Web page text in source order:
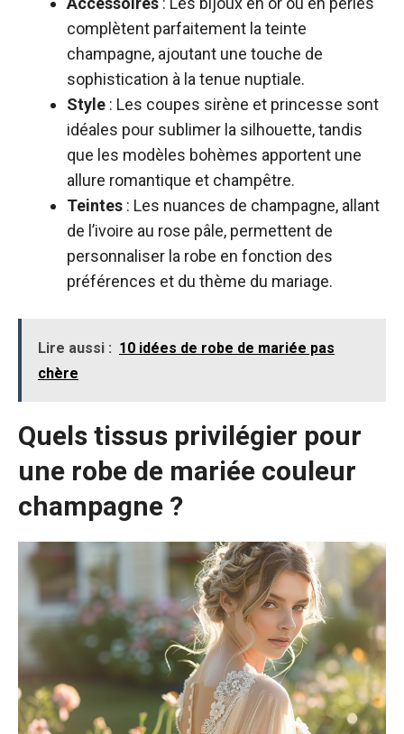
complètent parfaitement la teinte
champagne, ajoutant une touche de
sophistication à la tenue nuptiale.
Style : Les coupes sirène et princesse sont
idéales pour sublimer la silhouette, tandis
que les modèles bohèmes apportent une
allure romantique et champêtre.
Teintes : Les nuances de champagne, allant
de l’ivoire au rose pâle, permettent de
personnaliser la robe en fonction des
préférences et du thème du mariage.
Lire aussi : 10 idées de robe de mariée pas
chère
Quels tissus privilégier pour
une robe de mariée couleur
champagne ?